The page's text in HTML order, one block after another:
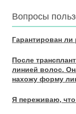
Вопросы
Гарантирован ли
После
линией волос.
нахожу форму
Я переживаю, что